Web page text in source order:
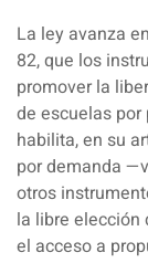
La ley avanza
82, que los
promover la
de escuelas
habilita, en su
por demanda
otros
la libre elección
el acceso a